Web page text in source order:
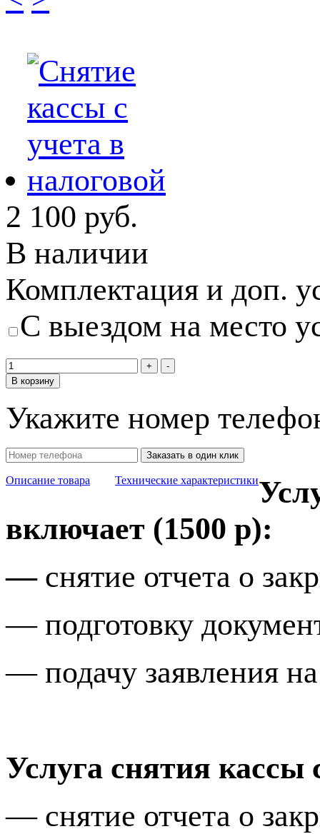
2 100 руб.
В наличии
Комплектация и доп.
С выездом на место
В корзину
Укажите номер
Заказать в один клик
Описание товара Технические характеристики
включает (1500 р):
— снятие отчета о
— подготовку
— подачу заявления
Услуга снятия
— снятие отчета о